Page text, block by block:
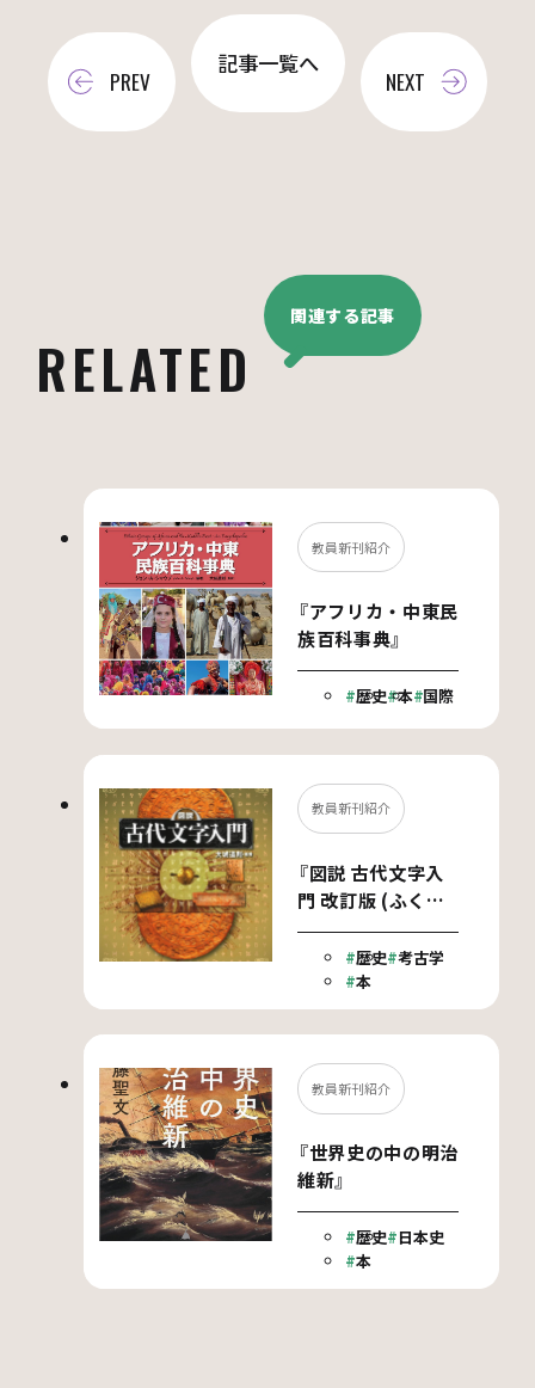
PREV
記事一覧へ
NEXT
RELATED
関連する記事
教員新刊紹介
『アフリカ・中東民
族百科事典』
歴史 本 国際
教員新刊紹介
『図説 古代文字入
門 改訂版 (ふくろ
うの本)』
歴史 考古学
本
教員新刊紹介
『世界史の中の明治
維新』
歴史 日本史
本